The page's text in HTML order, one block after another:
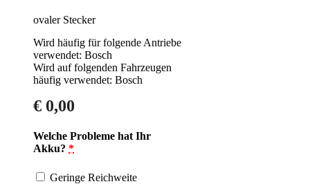
ovaler Stecker
Wird häufig für folgende Antriebe
verwendet: Bosch
Wird auf folgenden Fahrzeugen
häufig verwendet: Bosch
€ 0,00
Welche Probleme hat Ihr
Akku? *
Geringe Reichweite